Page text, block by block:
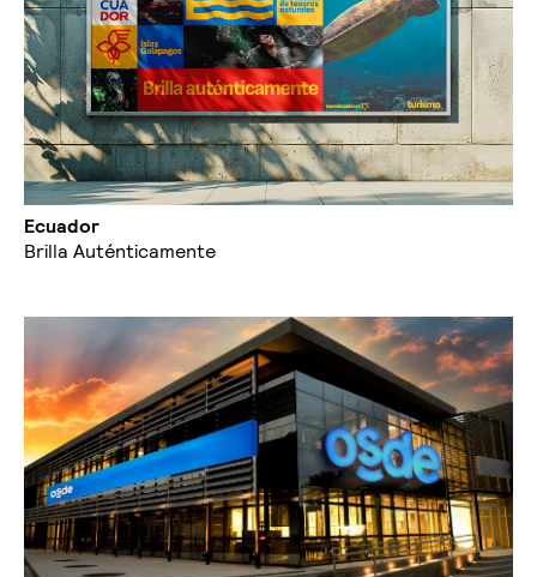
Ecuador
Brilla Auténticamente